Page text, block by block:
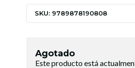
SKU: 9789878190808
Agotado
Este producto está